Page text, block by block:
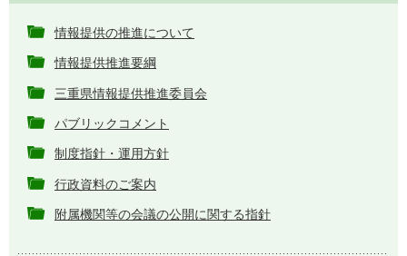
情報提供の推進について
情報提供推進要綱
三重県情報提供推進委員会
パブリックコメント
制度指針・運用方針
行政資料のご案内
附属機関等の会議の公開に関する指針